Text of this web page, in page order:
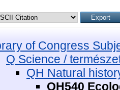
of Congress
Q Science /
QH Natural
QH540